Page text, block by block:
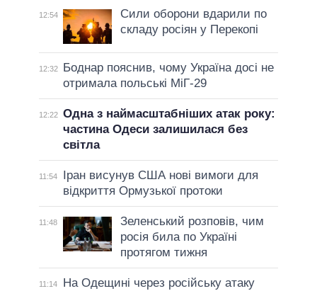
12:54
Сили оборони вдарили по
складу росіян у Перекопі
12:32
Боднар пояснив, чому Україна досі не
отримала польські МіГ-29
12:22 Одна з наймасштабніших атак року:
частина Одеси залишилася без
світла
11:54
Іран висунув США нові вимоги для
відкриття Ормузької протоки
11:48
Зеленський розповів, чим
росія била по Україні
протягом тижня
11:14
На Одещині через російську атаку